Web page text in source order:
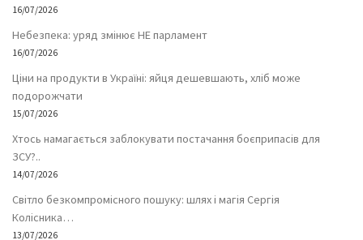
16/07/2026
Небезпека: уряд змінює НЕ парламент
16/07/2026
Ціни на продукти в Україні: яйця дешевшають, хліб може
подорожчати
15/07/2026
Хтось намагається заблокувати постачання боєприпасів для
ЗСУ?..
14/07/2026
Світло безкомпромісного пошуку: шлях і магія Сергія
Колісника…
13/07/2026